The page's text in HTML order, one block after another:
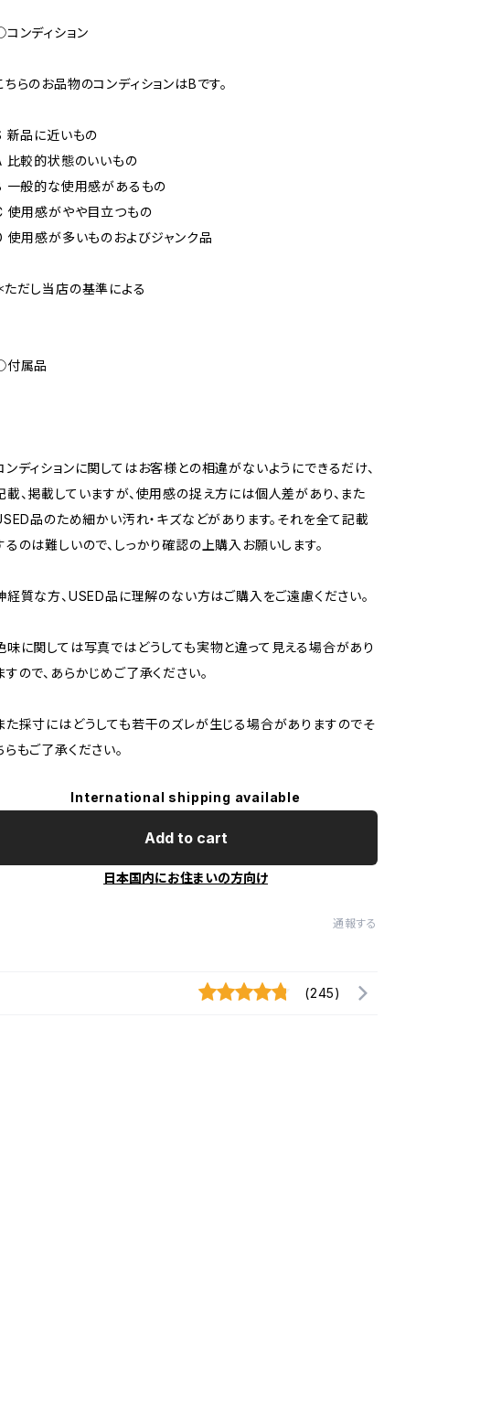
ンディション
ちらのお品物のコンディションはBです。
新品に近いもの
比較的状態のいいもの
一般的な使用感があるもの
使用感がやや目立つもの
使用感が多いものおよびジャンク品
ただし当店の基準による
属品
ンディションに関してはお客様との相違がないようにできるだけ、
載、掲載していますが、使用感の捉え方には個人差があり、また
品のため細かい汚れ・キズなどがあります。それを全て記載
るのは難しいので、しっかり確認の上購入お願いします。
経質な方、USED品に理解のない方はご購入をご遠慮ください。
味に関しては写真ではどうしても実物と違って見える場合があり
すので、あらかじめご了承ください。
た採寸にはどうしても若干のズレが生じる場合がありますのでそ
らもご了承ください。
International shipping available
Add to cart
日本国内にお住まいの方向け
通報する
(245)